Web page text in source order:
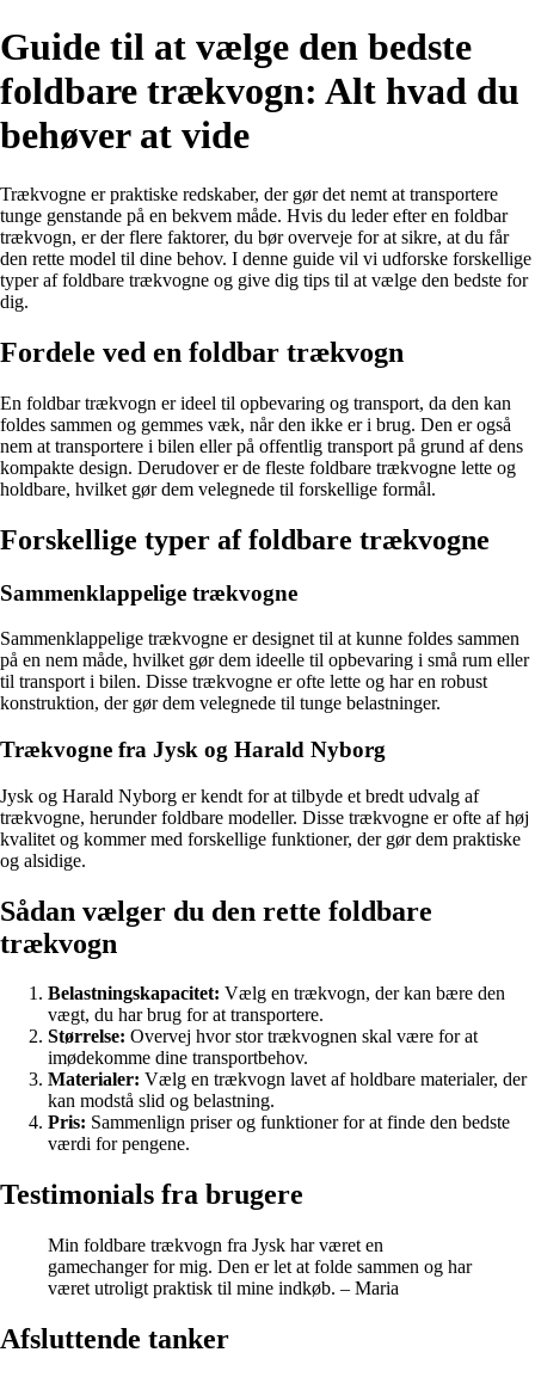
Guide til at vælge den bedste
foldbare trækvogn: Alt hvad du
behøver at vide
Trækvogne er praktiske redskaber, der gør det nemt at transportere
tunge genstande på en bekvem måde. Hvis du leder efter en foldbar
trækvogn, er der flere faktorer, du bør overveje for at sikre, at du får
den rette model til dine behov. I denne guide vil vi udforske forskellige
typer af foldbare trækvogne og give dig tips til at vælge den bedste for
dig.
Fordele ved en foldbar trækvogn
En foldbar trækvogn er ideel til opbevaring og transport, da den kan
foldes sammen og gemmes væk, når den ikke er i brug. Den er også
nem at transportere i bilen eller på offentlig transport på grund af dens
kompakte design. Derudover er de fleste foldbare trækvogne lette og
holdbare, hvilket gør dem velegnede til forskellige formål.
Forskellige typer af foldbare trækvogne
Sammenklappelige trækvogne
Sammenklappelige trækvogne er designet til at kunne foldes sammen
på en nem måde, hvilket gør dem ideelle til opbevaring i små rum eller
til transport i bilen. Disse trækvogne er ofte lette og har en robust
konstruktion, der gør dem velegnede til tunge belastninger.
Trækvogne fra Jysk og Harald Nyborg
Jysk og Harald Nyborg er kendt for at tilbyde et bredt udvalg af
trækvogne, herunder foldbare modeller. Disse trækvogne er ofte af høj
kvalitet og kommer med forskellige funktioner, der gør dem praktiske
og alsidige.
Sådan vælger du den rette foldbare
trækvogn
Belastningskapacitet: Vælg en trækvogn, der kan bære den
vægt, du har brug for at transportere.
Størrelse: Overvej hvor stor trækvognen skal være for at
imødekomme dine transportbehov.
Materialer: Vælg en trækvogn lavet af holdbare materialer, der
kan modstå slid og belastning.
Pris: Sammenlign priser og funktioner for at finde den bedste
værdi for pengene.
Testimonials fra brugere
Min foldbare trækvogn fra Jysk har været en
gamechanger for mig. Den er let at folde sammen og har
været utroligt praktisk til mine indkøb. – Maria
Afsluttende tanker